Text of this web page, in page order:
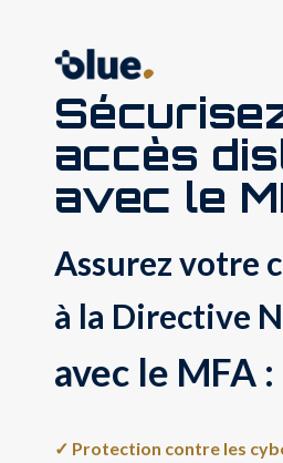
accès
avec le
Assurez votre
à la Directive
avec le MFA :
✓ Protection contre les